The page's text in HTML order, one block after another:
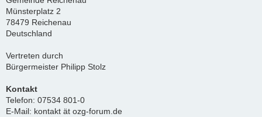
Münsterplatz 2
78479 Reichenau
Deutschland
Vertreten durch
Bürgermeister Philipp Stolz
Kontakt
Telefon: 07534 801-0
E-Mail: kontakt ät ozg-forum.de